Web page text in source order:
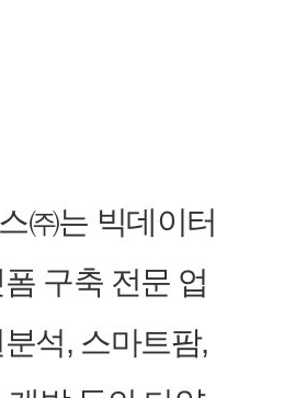
㈜는 빅데이터
구축 전문 업
석, 스마트팜,